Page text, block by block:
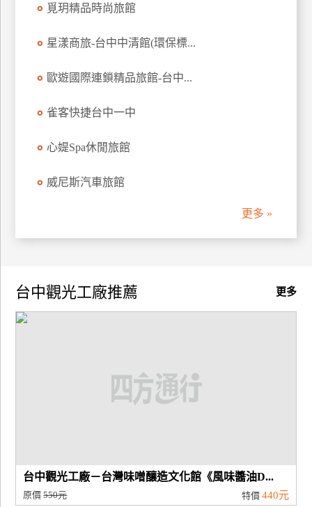
飯
作
計
覓玥精品時尚旅館
星漾商旅-台中中清館(環保標...
歐遊國際連鎖精品旅館-台中...
雀客快捷台中一中
心媞Spa休閒旅館
威尼斯汽車旅館
更多 »
更多
台中觀光工廠推薦
台中觀光工廠－台灣味噌釀造文化館《風味醬油D...
原價550元 特價 440元